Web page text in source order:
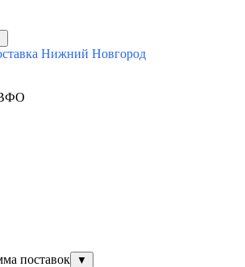
Нижний Новгород
поставок
▼